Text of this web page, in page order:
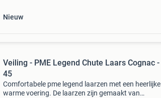
Nieuw
Veiling - PME Legend Chute Laars Cognac -
45
Comfortabele pme legend laarzen met een heerlijke
warme voering. De laarzen zijn gemaakt van